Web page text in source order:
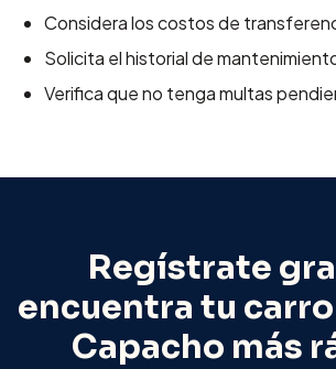
Considera los costos de
Solicita el historial de
Verifica que no tenga multas
Regístrate
encuentra tu
Capacho más